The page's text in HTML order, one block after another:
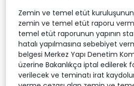
Zemin ve temel etüt kuruluşunun,
zemin ve temel etüt raporu
temel etüt raporunun yapının
hatalı yapılmasına sebebiyet
belgesi Merkez Yapı Denetim
üzerine Bakanlıkça iptal edilerek
verilecek ve teminatı irat